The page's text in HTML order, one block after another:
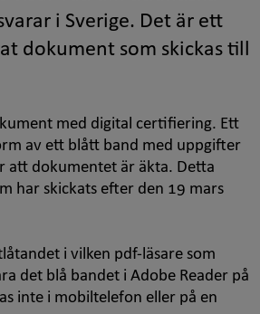
i Sverige. Det är ett
dokument som skickas till
med digital certifiering. Ett
av ett blått band med uppgifter
att dokumentet är äkta. Detta
har skickats efter den 19 mars
i vilken pdf-läsare som
det blå bandet i Adobe Reader på
inte i mobiltelefon eller på en